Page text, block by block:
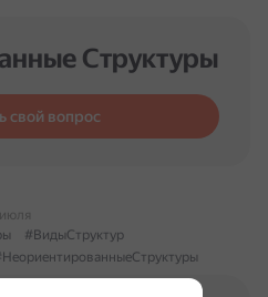
Структуры
свой вопрос
#ВидыСтруктур